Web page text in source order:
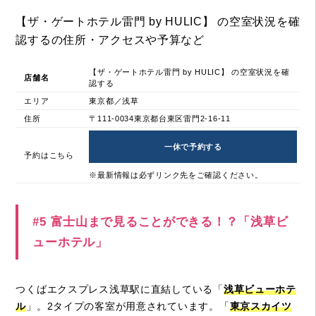
【ザ・ゲートホテル雷門 by HULIC】 の空室状況を確
認するの住所・アクセスや予算など
店舗名
【ザ・ゲートホテル雷門 by HULIC】 の空室状況を確
認する
エリア 東京都／浅草
住所 〒111-0034東京都台東区雷門2-16-11
予約はこちら
一休で予約する
※最新情報は必ずリンク先をご確認ください。
#5 富士山まで見ることができる！？「浅草ビ
ューホテル」
つくばエクスプレス浅草駅に直結している「浅草ビューホテ
ル 」。2タイプの客室が用意されています。「東京スカイツ